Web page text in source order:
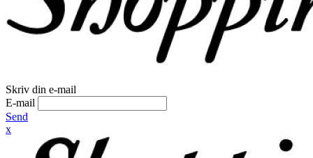
Skriv din e-mail
E-mail
Send
x